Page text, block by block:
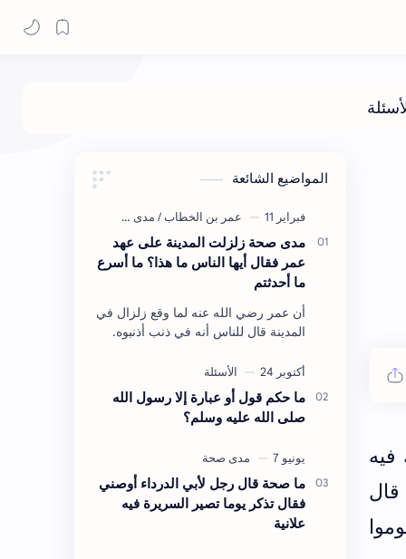
المواضيع الشائعة
مدى صحة زلزلت المدينة على عهد
عمر فقال أيها الناس ما هذا؟ ما أسرع
ما أحدثتم
أن عمر رضي الله عنه لما وقع زلزال في
المدينة قال للناس أنه في ذنب أذنبوه.
معناه أخرجه ابن أبي الدنيا في العقوبات
(ص3…
ما حكم قول أو عبارة إلا رسول الله
صلى الله عليه وسلم؟
ما صحة قال رجل لأبي الدرداء أوصني
فقال تذكر يوما تصير السريرة فيه
علانية